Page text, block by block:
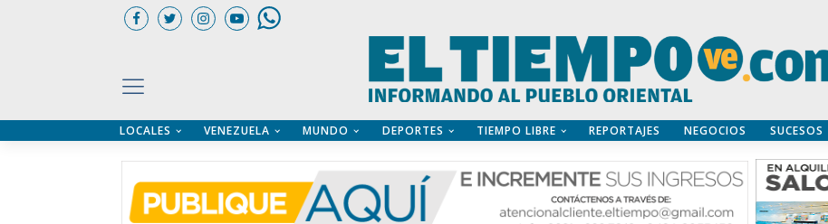
LOCALES VENEZUELA MUNDO DEPORTES TIEMPO LIBRE REPORTAJES NEGOCIOS SUCESOS